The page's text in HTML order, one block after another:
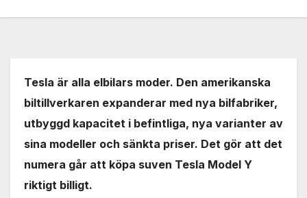
Tesla är alla elbilars moder. Den amerikanska
biltillverkaren expanderar med nya bilfabriker,
utbyggd kapacitet i befintliga, nya varianter av
sina modeller och sänkta priser. Det gör att det
numera går att köpa suven Tesla Model Y
riktigt billigt.